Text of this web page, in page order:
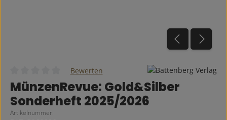
Durchschnittliche Bewertung von 0 von 5 Sternen
Bewerten
MünzenRevue: Gold&Silber
Sonderheft 2025/2026
Artikelnummer: